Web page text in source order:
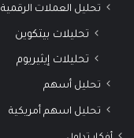
تحليل العملات الرقمية
تحليلات بيتكوين
تحليلات إيثيريوم
تحليل أسهم
تحليل اسهم أمريكية